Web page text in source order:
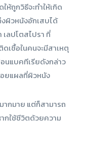
ห้ถูกวิธีจะทำให้เกิด
งผิวหนังอักเสบได้
เลปโตสไปรา ที่
เชื้อในคนจะมีสาเหตุ
นแบคทีเรียดังกล่าว
ยแผลที่ผิวหนัง
ากมาย แต่ก็สามารถ
กใช้ชีวิตด้วยความ